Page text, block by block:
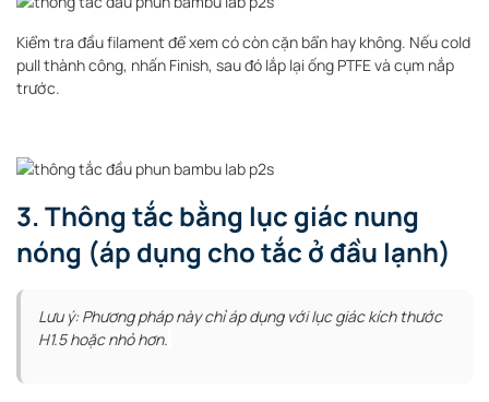
Kiểm tra đầu filament để xem có còn cặn bẩn hay không. Nếu cold
pull thành công, nhấn Finish, sau đó lắp lại ống PTFE và cụm nắp
trước.
3. Thông tắc bằng lục giác nung
nóng (áp dụng cho tắc ở đầu lạnh)
Lưu ý: Phương pháp này chỉ áp dụng với lục giác kích thước
H1.5 hoặc nhỏ hơn.